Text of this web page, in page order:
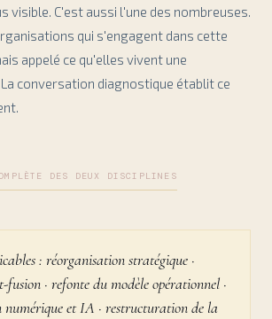
visible. C'est aussi l'une des nombreuses.
qui s'engagent dans cette
appelé ce qu'elles vivent une
conversation diagnostique établit ce
DES DEUX DISCIPLINES
: réorganisation stratégique ·
· refonte du modèle opérationnel ·
et IA · restructuration de la